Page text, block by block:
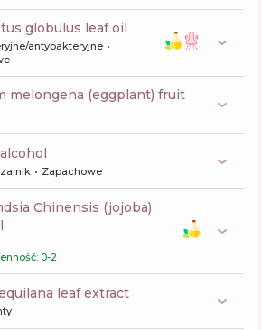
globulus leaf oil
antybakteryjne
Zapachowe
0-2
leaf extract